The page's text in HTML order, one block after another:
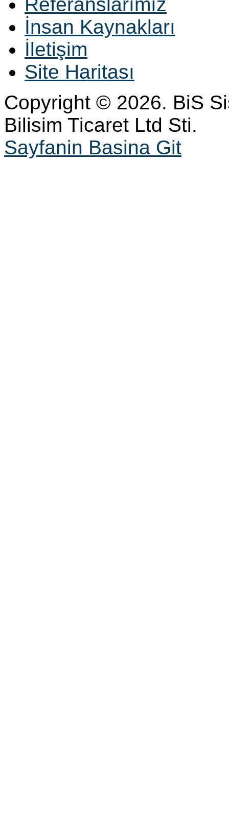
İnsan Kaynakları
İletişim
Site Haritası
Copyright © 2026. BiS
Bilisim Ticaret Ltd Sti.
Sayfanin Basina Git